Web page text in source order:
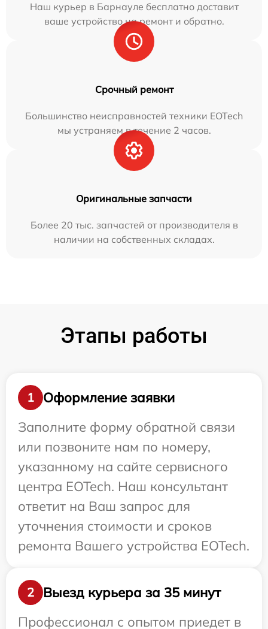
Наш курьер в Барнауле бесплатно доставит
ваше устройство на ремонт и обратно.
Срочный ремонт
Большинство неисправностей техники EOTech
мы устраняем в течение 2 часов.
Оригинальные запчасти
Более 20 тыс. запчастей от производителя в
наличии на собственных складах.
Этапы работы
1
Оформление заявки
Заполните форму обратной связи
или позвоните нам по номеру,
указанному на сайте сервисного
центра EOTech. Наш консультант
ответит на Ваш запрос для
уточнения стоимости и сроков
ремонта Вашего устройства EOTech.
2
Выезд курьера за 35 минут
Профессионал с опытом приедет в